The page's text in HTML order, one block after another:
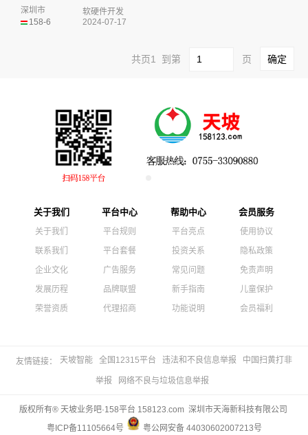
158-6
深圳市
软硬件开发
2024-07-17
共页1 到第 页
关于我们
关于我们
联系我们
企业文化
发展历程
荣誉资质
平台中心
平台规则
平台套餐
广告服务
品牌联盟
代理招商
帮助中心
平台亮点
投资关系
常见问题
新手指南
功能说明
会员服务
使用协议
隐私政策
免责声明
儿童保护
会员福利
友情链接： 天坡智能 全国12315平台 违法和不良信息举报 中国扫黄打非
举报 网络不良与垃圾信息举报
版权所有® 天坡业务吧·158平台 158123.com 深圳市天海新科技有限公司
粤ICP备11105664号
粤公网安备 44030602007213号